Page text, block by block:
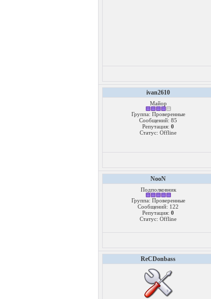
ivan2610
Майор
Группа: Проверенные
Сообщений: 85
Репутация: 0
Статус: Offline
NooN
Подполковник
Группа: Проверенные
Сообщений: 122
Репутация: 0
Статус: Offline
ReCDonbass